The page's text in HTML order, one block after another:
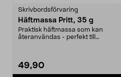
Skrivbordsförvaring
Häftmassa Pritt, 35 g
Praktisk häftmassa som kan
återanvändas - perfekt till
49,90